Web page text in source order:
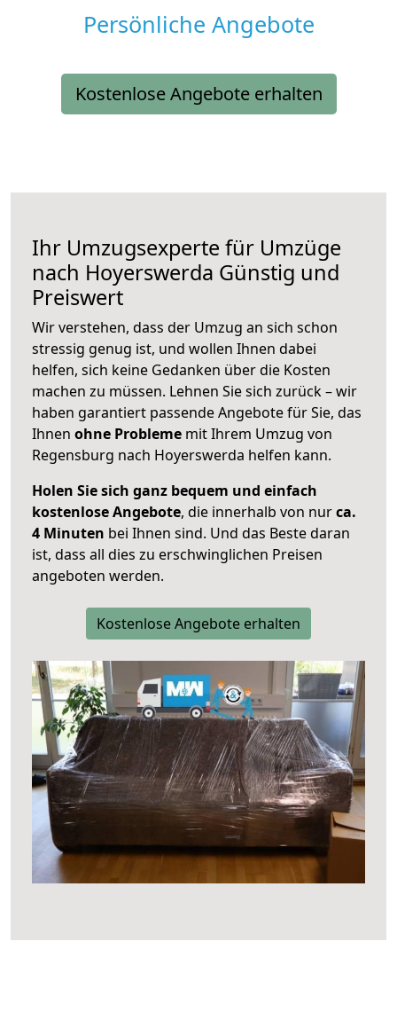
Persönliche Angebote
Kostenlose Angebote erhalten
Ihr Umzugsexperte für Umzüge
nach Hoyerswerda Günstig und
Preiswert
Wir verstehen, dass der Umzug an sich schon
stressig genug ist, und wollen Ihnen dabei
helfen, sich keine Gedanken über die Kosten
machen zu müssen. Lehnen Sie sich zurück – wir
haben garantiert passende Angebote für Sie, das
Ihnen ohne Probleme mit Ihrem Umzug von
Regensburg nach Hoyerswerda helfen kann.
Holen Sie sich ganz bequem und einfach
kostenlose Angebote, die innerhalb von nurca.
4 Minuten bei Ihnen sind. Und das Beste daran
ist, dass all dies zu erschwinglichen Preisen
angeboten werden.
Kostenlose Angebote erhalten